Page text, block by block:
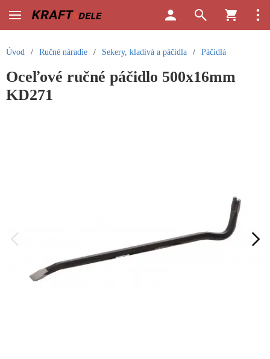
Úvod / Ručné náradie / Sekery, kladivá a páčidla / Páčidlá
Oceľové ručné páčidlo 500x16mm
KD271